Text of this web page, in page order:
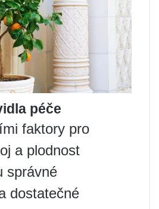
péče
faktory pro
a plodnost
správné
dostatečné